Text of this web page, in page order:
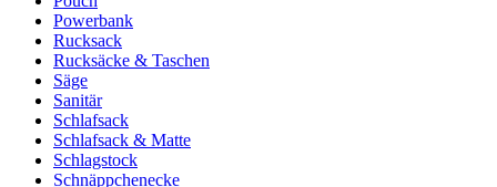
Powerbank
Rucksack
Rucksäcke & Taschen
Säge
Sanitär
Schlafsack
Schlafsack & Matte
Schlagstock
Schnäppchenecke